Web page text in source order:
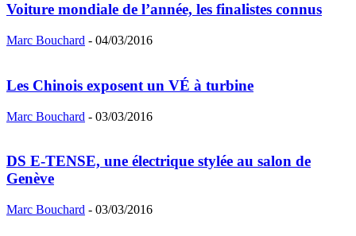
Voiture mondiale de l’année, les finalistes connus
Marc Bouchard - 04/03/2016
Les Chinois exposent un VÉ à turbine
Marc Bouchard - 03/03/2016
DS E-TENSE, une électrique stylée au salon de
Genève
Marc Bouchard - 03/03/2016